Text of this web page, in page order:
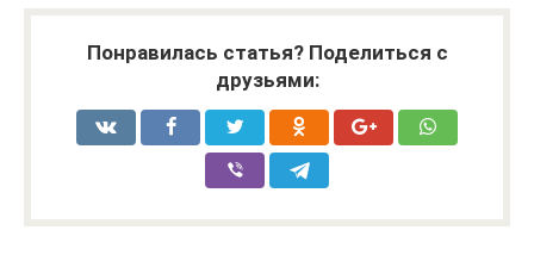
Понравилась статья? Поделиться с
друзьями: